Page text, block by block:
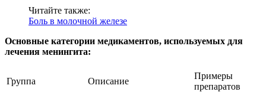
Читайте также:
Боль в молочной железе
Основные категории медикаментов, используемых для
лечения менингита:
Группа Описание
Примеры
препаратов